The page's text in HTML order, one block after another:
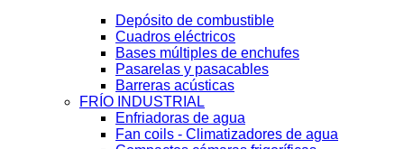
Depósito de combustible
Cuadros eléctricos
Bases múltiples de enchufes
Pasarelas y pasacables
Barreras acústicas
FRÍO INDUSTRIAL
Enfriadoras de agua
Fan coils - Climatizadores de agua